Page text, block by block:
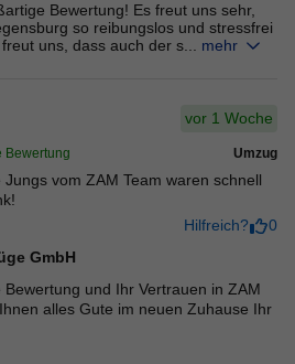
Bewertung! Es freut uns sehr,
so reibungslos und stressfrei
uns, dass auch der s... mehr
vor 1 Woche
Bewertung Umzug
vom ZAM Team waren schnell
Hilfreich?
0
GmbH
und Ihr Vertrauen in ZAM
alles Gute im neuen Zuhause Ihr